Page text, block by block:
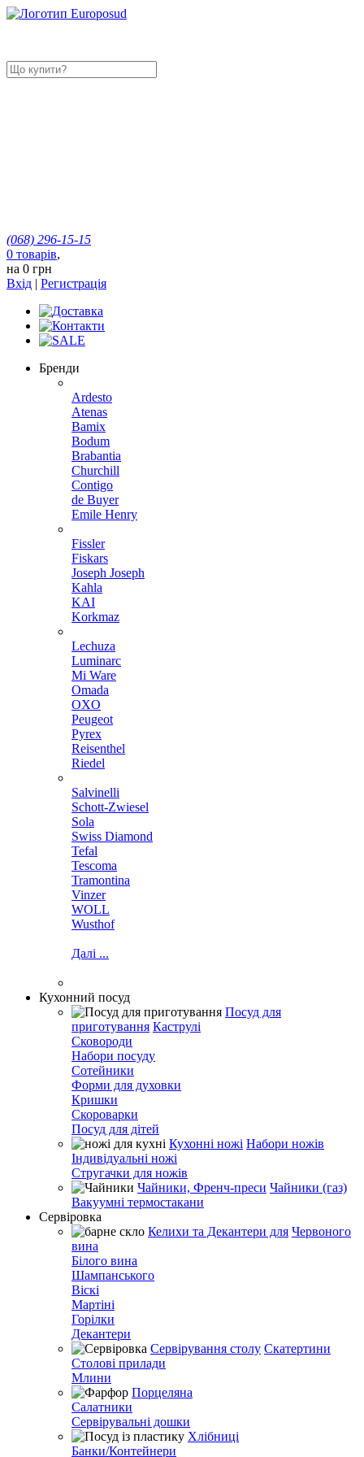
(068) 296-15-15
0 товарів,
на 0 грн
Вхід | Регистрація
Бренди
Ardesto
Atenas
Bamix
Bodum
Brabantia
Churchill
Contigo
de Buyer
Emile Henry
Fissler
Fiskars
Joseph Joseph
Kahla
KAI
Korkmaz
Lechuza
Luminarc
Mi Ware
Omada
OXO
Peugeot
Pyrex
Reisenthel
Riedel
Salvinelli
Schott-Zwiesel
Sola
Swiss Diamond
Tefal
Tescoma
Tramontina
Vinzer
WOLL
Wusthof
Далі ...
Кухонний посуд
Посуд для
приготування Каструлі
Сковороди
Набори посуду
Сотейники
Форми для духовки
Кришки
Скороварки
Посуд для дітей
Кухонні ножі Набори ножів
Індивідуальні ножі
Стругачки для ножів
Чайники, Френч-преси Чайники (газ)
Вакуумні термостакани
Сервіровка
Келихи та Декантери для Червоного
вина
Білого вина
Шампанського
Віскі
Мартіні
Горілки
Декантери
Сервірування столу Скатертини
Столові прилади
Млини
Порцеляна
Салатники
Сервірувальні дошки
Хлібниці
Банки/Контейнери